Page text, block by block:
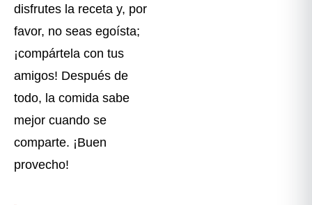
disfrutes la receta y, por
favor, no seas egoísta;
¡compártela con tus
amigos! Después de
todo, la comida sabe
mejor cuando se
comparte. ¡Buen
provecho! ️